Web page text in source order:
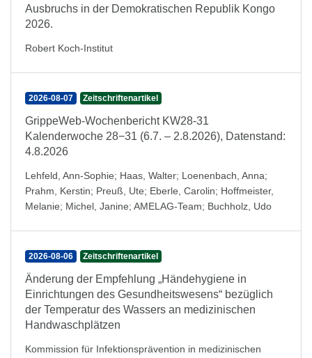
Ausbruchs in der Demokratischen Republik Kongo
2026.
Robert Koch-Institut
2026-08-07 Zeitschriftenartikel
GrippeWeb-Wochenbericht KW28-31
Kalenderwoche 28−31 (6.7. – 2.8.2026), Datenstand:
4.8.2026
Lehfeld, Ann-Sophie; Haas, Walter; Loenenbach, Anna;
Prahm, Kerstin; Preuß, Ute; Eberle, Carolin; Hoffmeister,
Melanie; Michel, Janine; AMELAG-Team; Buchholz, Udo
2026-08-06 Zeitschriftenartikel
Änderung der Empfehlung „Händehygiene in
Einrichtungen des Gesundheitswesens“ bezüglich
der Temperatur des Wassers an medizinischen
Handwaschplätzen
Kommission für Infektionsprävention in medizinischen